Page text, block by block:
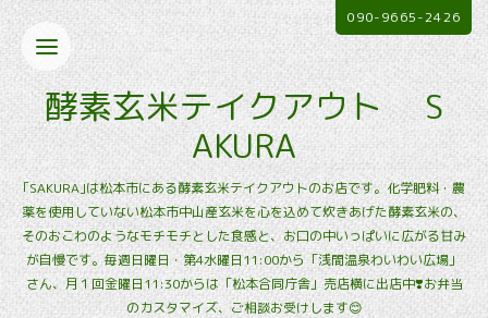
酵素玄米テイクアウト S
AKURA
｢SAKURA｣は松本市にある酵素玄米テイクアウトのお店です。化学肥料・農
薬を使用していない松本市中山産玄米を心を込めて炊きあげた酵素玄米の、
そのおこわのようなモチモチとした食感と、お口の中いっぱいに広がる甘み
が自慢です。毎週日曜日・第4水曜日11:00から「浅間温泉わいわい広場」
さん、月１回金曜日11:30からは「松本合同庁舎」売店横に出店中❣️お弁当
のカスタマイズ、ご相談お受けします😊
090-9665-2426